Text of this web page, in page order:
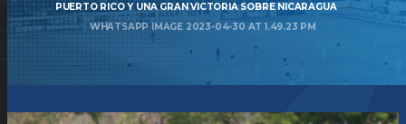
PUERTO RICO Y UNA GRAN VICTORIA SOBRE NICARAGUA
WHATSAPP IMAGE 2023-04-30 AT 1.49.23 PM